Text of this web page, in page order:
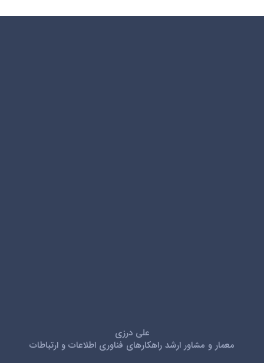
علی درزی
معمار و مشاور ارشد راهکارهای فناوری اطلاعات و ارتباطات